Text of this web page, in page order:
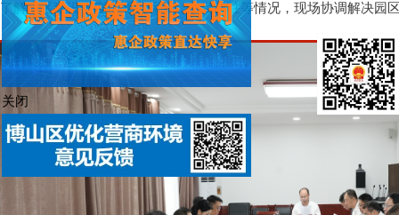
了解园区建设进度、要素保障、项目入驻等情况，现场协调解决园
关闭